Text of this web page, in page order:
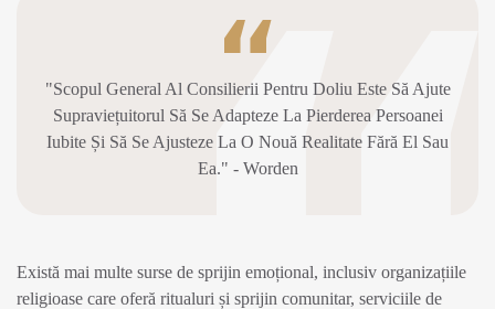
"Scopul General Al Consilierii Pentru Doliu Este Să Ajute
Supraviețuitorul Să Se Adapteze La Pierderea Persoanei
Iubite Și Să Se Ajusteze La O Nouă Realitate Fără El Sau
Ea." - Worden
Există mai multe surse de sprijin emoțional, inclusiv organizațiile
religioase care oferă ritualuri și sprijin comunitar, serviciile de